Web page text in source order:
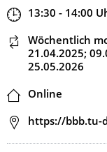
Zeit
13:30 - 14:00
Dieser Termin
Wöchentlich
21.04.2025;
25.05.2026
Ort
Online
Adresse
https://bbb.tu-